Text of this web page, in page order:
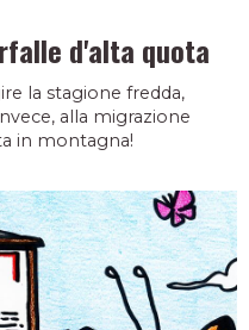
d'alta quota
la stagione fredda,
alla migrazione
in montagna!